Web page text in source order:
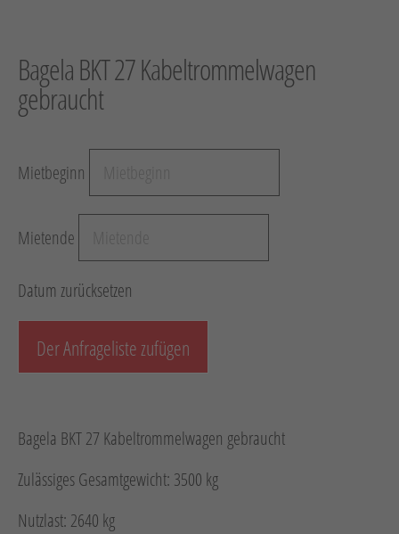
Schotter-/Betonbearbeitung
Garten
Verkehr / Beleuchtung
Anhänger mit Zubehör
Gebrauchtmaschinen
Unternehmen
Kontakt
Bagela BKT 27 Kabeltrommelwagen
gebraucht
Mietbeginn
Mietende
Datum zurücksetzen
Der Anfrageliste zufügen
Bagela BKT 27 Kabeltrommelwagen gebraucht
Zulässiges Gesamtgewicht: 3500 kg
Nutzlast: 2640 kg